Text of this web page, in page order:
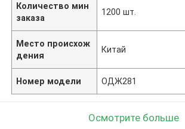
Количество мин
заказа
1200 шт.
Место происхож
дения
Китай
Номер модели ОДЖ281
Осмотрите больше